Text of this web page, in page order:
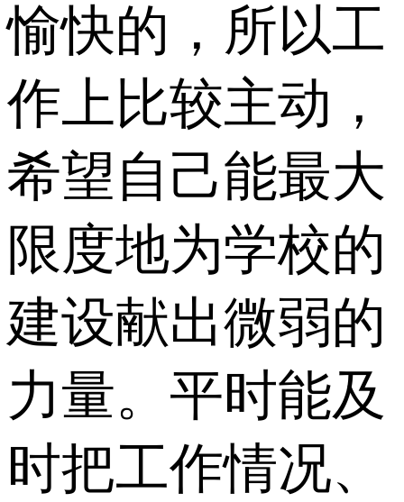
愉快的，所以工
作上比较主动，
希望自己能最大
限度地为学校的
建设献出微弱的
力量。平时能及
时把工作情况、